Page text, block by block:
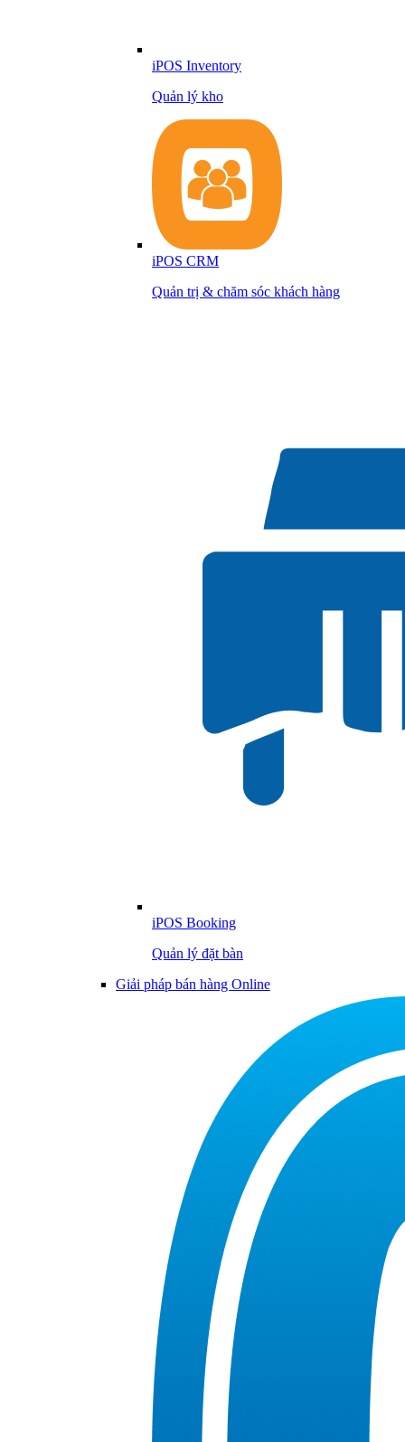
iPOS Inventory
Quản lý kho
iPOS CRM
Quản trị & chăm sóc khách hàng
iPOS Booking
Quản lý đặt bàn
Giải pháp bán hàng Online